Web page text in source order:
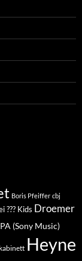
Boris Pfeiffer cbj
??? Kids Droemer
(Sony Music)
Heyne